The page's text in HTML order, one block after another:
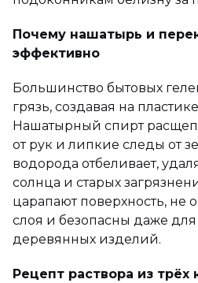
Почему нашатырь и
эффективно
Большинство бытовых
грязь, создавая на
Нашатырный спирт
от рук и липкие следы от
водорода отбеливает,
солнца и старых
царапают поверхность, не
слоя и безопасны даже
деревянных изделий.
Рецепт раствора из трёх